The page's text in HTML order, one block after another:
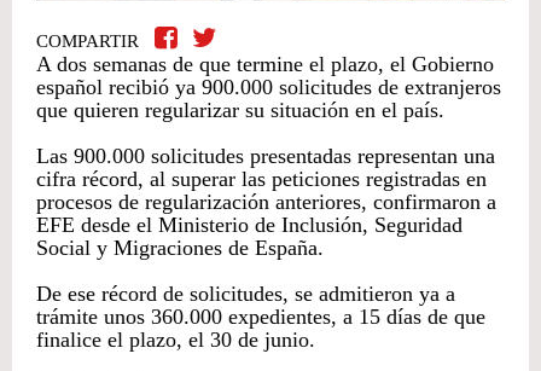
COMPARTIR
A dos semanas de que termine el plazo, el Gobierno
español recibió ya 900.000 solicitudes de extranjeros
que quieren regularizar su situación en el país.
Las 900.000 solicitudes presentadas representan una
cifra récord, al superar las peticiones registradas en
procesos de regularización anteriores, confirmaron a
EFE desde el Ministerio de Inclusión, Seguridad
Social y Migraciones de España.
De ese récord de solicitudes, se admitieron ya a
trámite unos 360.000 expedientes, a 15 días de que
finalice el plazo, el 30 de junio.